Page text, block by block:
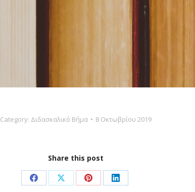
Category: Διδασκαλικό Βήμα 8 Οκτωβρίου 2019
Share this post
Share Share Share Share